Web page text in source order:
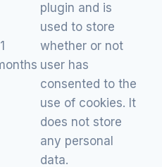
plugin and is
used to store
whether or not
user has
consented to the
use of cookies. It
does not store
any personal
data.